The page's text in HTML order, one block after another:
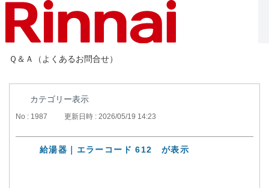
Ｑ＆Ａ（よくあるお問合せ）
カテゴリー表示
No : 1987 更新日時 : 2026/05/19 14:23
給湯器｜エラーコード 612 が表示